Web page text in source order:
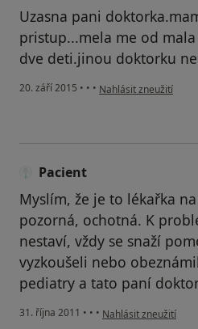
Uzasna pani
pristup...mela me od
dve deti.jinou doktorku
20. září 2015 • • • podle názoru
Nahlásit zneužití
Pacient
Myslím, že je to lékařka
pozorná, ochotná. K
nestaví, vždy se snaží
vyzkoušeli nebo
pediatry a tato paní
31. října 2011 • • • podle názoru
Nahlásit zneužití